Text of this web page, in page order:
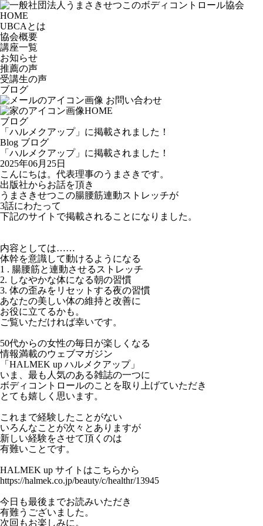
HOME
UBCAとは
協会概要
講座一覧
お知らせ
推薦の声
受講生の声
ブログ
お問い合わせ
HOME
ブログ
「ハルメクアップ」に掲載されました！
Blog ブログ
「ハルメクアップ」に掲載されました！
2025年06月25日
こんにちは。代表理事のうまさきです。
出版社からお話を頂き
うまさきせつこの腸腰筋連動ストレッチが
3話にわたって
下記のサイトで掲載されることになりました。
内容としては……
体幹を意識して動けるようになる
1 . 腸腰筋と連動させるストレッチ
2. しなやかな体になる朝の習慣
3. 体の歪みをリセットする夜の習慣
あなたの美しい体の維持と改善に
お役に立てるかも。
ご覧いただければ幸いです。
50代からの女性の毎日が楽しくなる
情報満載のウェブマガジン
「HALMEK up ハルメクアップ」
いま、最も人気のある雑誌の一つに
ボディコントロールのことを取り上げていただき
とても嬉しく思います。
これまで経験したことがない
いろんなことが次々とありますが
新しい経験をさせて頂くのは
有難いことです。
HALMEK up サイトはこちらから
https://halmek.co.jp/beauty/c/healthr/13945
今日も最後までお読みいただき
有難うございました。
次回もお楽しみに。